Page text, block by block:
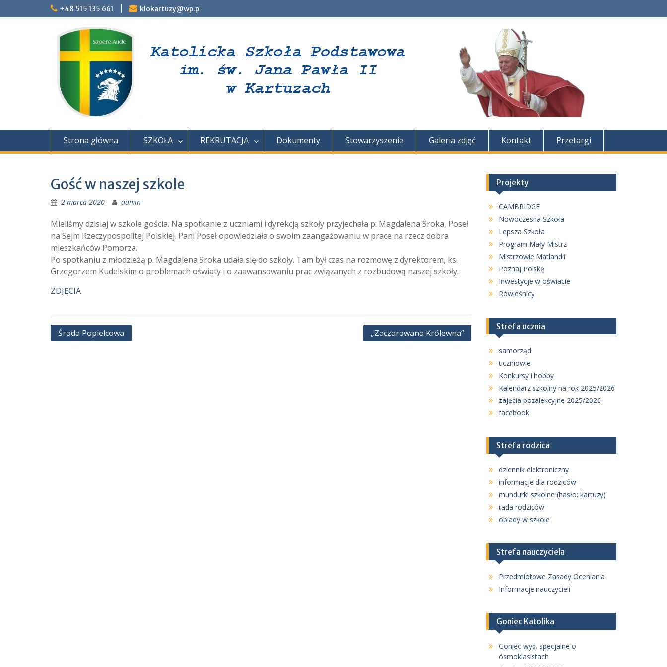
to
+48 515 135 661 klokartuzy@wp.pl
Strona główna SZKOŁA REKRUTACJA Dokumenty Stowarzyszenie Galeria zdjęć Kontakt Przetargi
Gość w naszej szkole
2 marca 2020 admin
Mieliśmy dzisiaj w szkole gościa. Na spotkanie z uczniami i dyrekcją szkoły przyjechała p. Magdalena Sroka, Poseł
na Sejm Rzeczypospolitej Polskiej. Pani Poseł opowiedziała o swoim zaangażowaniu w prace na rzecz dobra
mieszkańców Pomorza.
Po spotkaniu z młodzieżą p. Magdalena Sroka udała się do szkoły. Tam był czas na rozmowę z dyrektorem, ks.
Grzegorzem Kudelskim o problemach oświaty i o zaawansowaniu prac związanych z rozbudową naszej szkoły.
ZDJĘCIA
Nawigacja
Środa Popielcowa „Zaczarowana Królewna”
Projekty
CAMBRIDGE
Nowoczesna Szkoła
Lepsza Szkoła
Program Mały Mistrz
Mistrzowie Matlandii
Poznaj Polskę
Inwestycje w oświacie
Rówieśnicy
Strefa ucznia
samorząd
uczniowie
Konkursy i hobby
Kalendarz szkolny na rok 2025/2026
zajęcia pozalekcyjne 2025/2026
facebook
Strefa rodzica
dziennik elektroniczny
informacje dla rodziców
mundurki szkolne (hasło: kartuzy)
rada rodziców
obiady w szkole
Strefa nauczyciela
Przedmiotowe Zasady Oceniania
Informacje nauczycieli
Goniec Katolika
Goniec wyd. specjalne o
ósmoklasistach